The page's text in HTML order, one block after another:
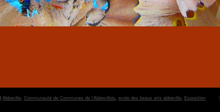
|Abbeville,Communauté de Communes de l'Abbevillois,ecole des beaux arts abbeville, Exposition